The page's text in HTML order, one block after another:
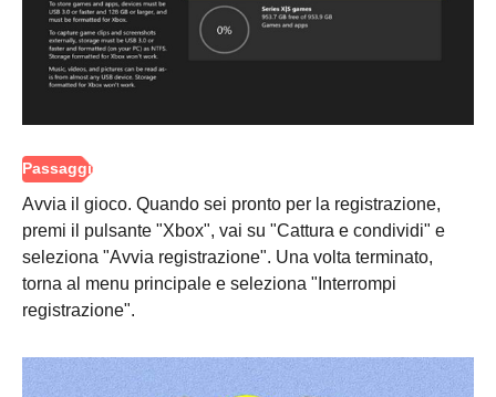
Avvia il gioco. Quando sei pronto per la registrazione,
premi il pulsante "Xbox", vai su "Cattura e condividi" e
seleziona "Avvia registrazione". Una volta terminato,
torna al menu principale e seleziona "Interrompi
registrazione".